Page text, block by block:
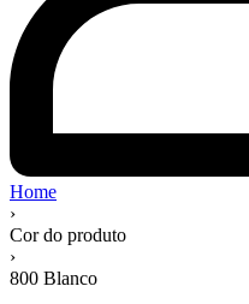
Home
›
Cor do produto
›
800 Blanco